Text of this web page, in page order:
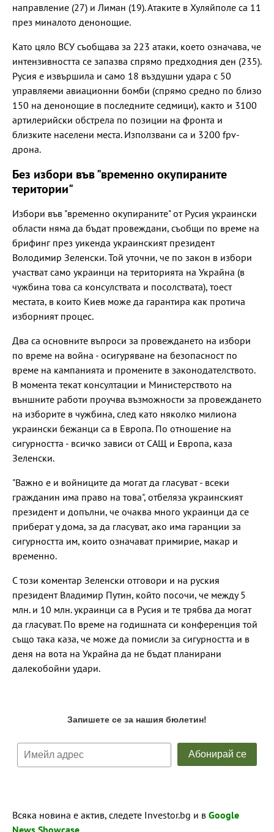
направление (27) и Лиман (19). Атаките в Хуляйполе са 11
през миналото денонощие.
Като цяло ВСУ съобщава за 223 атаки, което означава, че
интензивността се запазва спрямо предходния ден (235).
Русия е извършила и само 18 въздушни удара с 50
управляеми авиационни бомби (спрямо средно по близо
150 на денонощие в последните седмици), както и 3100
артилерийски обстрела по позиции на фронта и
близките населени места. Използвани са и 3200 fpv-
дрона.
Без избори във "временно окупираните
територии"
Избори във "временно окупираните" от Русия украински
области няма да бъдат провеждани, съобщи по време на
брифинг през уикенда украинският президент
Володимир Зеленски. Той уточни, че по закон в избори
участват само украинци на територията на Украйна (в
чужбина това са консулствата и посолствата), тоест
местата, в които Киев може да гарантира как протича
изборният процес.
Два са основните въпроси за провеждането на избори
по време на война - осигуряване на безопасност по
време на кампанията и промените в законодателството.
В момента текат консултации и Министерството на
външните работи проучва възможности за провеждането
на изборите в чужбина, след като няколко милиона
украински бежанци са в Европа. По отношение на
сигурността - всичко зависи от САЩ и Европа, каза
Зеленски.
"Важно е и войниците да могат да гласуват - всеки
гражданин има право на това", отбеляза украинският
президент и допълни, че очаква много украинци да се
приберат у дома, за да гласуват, ако има гаранции за
сигурността им, които означават примирие, макар и
временно.
С този коментар Зеленски отговори и на руския
президент Владимир Путин, който посочи, че между 5
млн. и 10 млн. украинци са в Русия и те трябва да могат
да гласуват. По време на годишната си конференция той
също така каза, че може да помисли за сигурността и в
деня на вота на Украйна да не бъдат планирани
далекобойни удари.
Всяка новина е актив, следете Investor.bg и в Google